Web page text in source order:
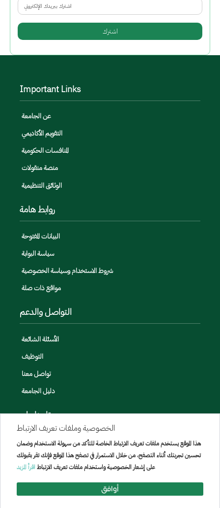
Important Links
عن الجامعة
التقويم الأكاديمي
المنافسات الحكومية
منصة منقولات
الوثائق التنظيمية
روابط هامة
البيانات المفتوحة
سياسة البوابة
شروط الاستخدام وسياسة الخصوصية
مواقع ذات صلة
التواصل والدعم
الأسئلة الشائعة
التوظيف
تواصل معنا
دليل الجامعة
تابعنا على
الخصوصية وملفات تعريف الارتباط
هذا الموقع يستخدم ملفات تعريف الارتباط الخاصة للتأكد من سهولة الاستخدام وضمان
تحسين تجربتك أثناء التصفح، من خلال الاستمرار في تصفح هذا الموقع فإنك تقر بقبولك
على إشعار الخصوصية واستخدام ملفات تعريف الارتباط اقرأ المزيد
أوافق